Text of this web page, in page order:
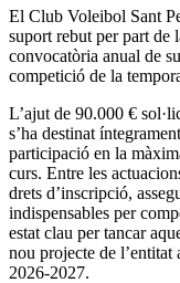
El Club Voleibol Sant
suport rebut per part de
convocatòria anual de
competició de la
L’ajut de 90.000 €
s’ha destinat
participació en la
curs. Entre les
drets d’inscripció,
indispensables per
estat clau per tancar
nou projecte de
2026-2027.